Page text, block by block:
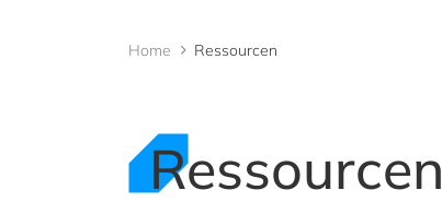
Home Ressourcen
Ressourcen